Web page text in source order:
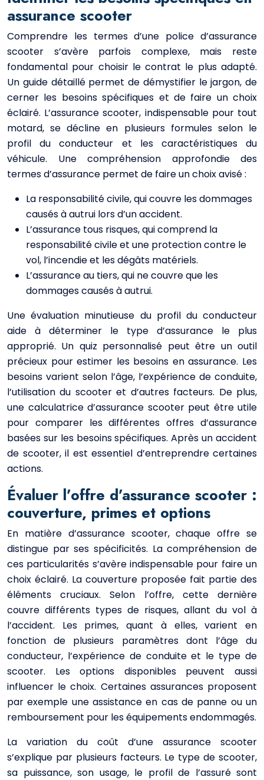
assurance scooter
Comprendre les termes d’une police d’assurance
scooter s’avère parfois complexe, mais reste
fondamental pour choisir le contrat le plus adapté.
Un guide détaillé permet de démystifier le jargon, de
cerner les besoins spécifiques et de faire un choix
éclairé. L’assurance scooter, indispensable pour tout
motard, se décline en plusieurs formules selon le
profil du conducteur et les caractéristiques du
véhicule. Une compréhension approfondie des
termes d’assurance permet de faire un choix avisé :
La responsabilité civile, qui couvre les dommages
causés à autrui lors d’un accident.
L’assurance tous risques, qui comprend la
responsabilité civile et une protection contre le
vol, l’incendie et les dégâts matériels.
L’assurance au tiers, qui ne couvre que les
dommages causés à autrui.
Une évaluation minutieuse du profil du conducteur
aide à déterminer le type d’assurance le plus
approprié. Un quiz personnalisé peut être un outil
précieux pour estimer les besoins en assurance. Les
besoins varient selon l’âge, l’expérience de conduite,
l’utilisation du scooter et d’autres facteurs. De plus,
une calculatrice d’assurance scooter peut être utile
pour comparer les différentes offres d’assurance
basées sur les besoins spécifiques. Après un accident
de scooter, il est essentiel d’entreprendre certaines
actions.
Évaluer l’offre d’assurance scooter :
couverture, primes et options
En matière d’assurance scooter, chaque offre se
distingue par ses spécificités. La compréhension de
ces particularités s’avère indispensable pour faire un
choix éclairé. La couverture proposée fait partie des
éléments cruciaux. Selon l’offre, cette dernière
couvre différents types de risques, allant du vol à
l’accident. Les primes, quant à elles, varient en
fonction de plusieurs paramètres dont l’âge du
conducteur, l’expérience de conduite et le type de
scooter. Les options disponibles peuvent aussi
influencer le choix. Certaines assurances proposent
par exemple une assistance en cas de panne ou un
remboursement pour les équipements endommagés.
La variation du coût d’une assurance scooter
s’explique par plusieurs facteurs. Le type de scooter,
sa puissance, son usage, le profil de l’assuré sont